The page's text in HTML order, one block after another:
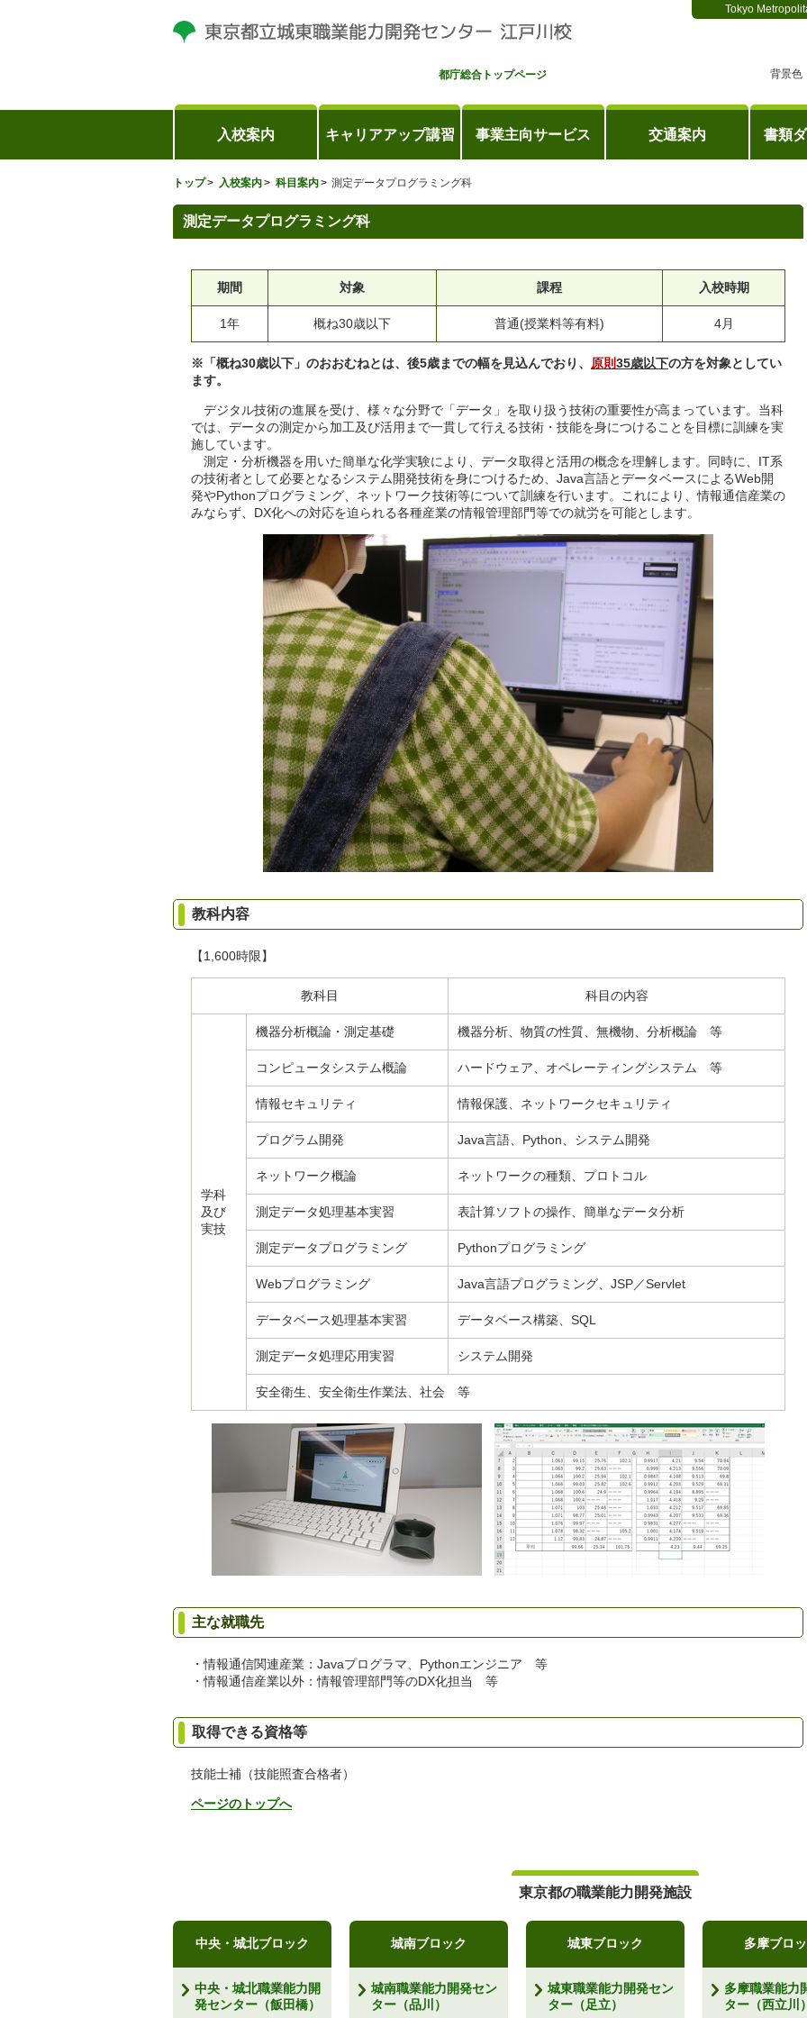
Tokyo
入校案内 キャリアアップ講習 事業主向サービス 交通案内 書類
背景色
都庁総合トップページ
トップ 入校案内 科目案内 測定データプログラミング科
測定データプログラミング科
期間 対象 課程 入校時期
1年 概ね30歳以下 普通(授業料等有料) 4月
※「概ね30歳以下」のおおむねとは、後5歳までの幅を見込んでおり、 原則35歳以下の方を対象としてい
ます。
デジタル技術の進展を受け、様々な分野で「データ」を取り扱う技術の重要性が高まっています。当科
では、データの測定から加工及び活用まで一貫して行える技術・技能を身につけることを目標に訓練を実
施しています。
測定・分析機器を用いた簡単な化学実験により、データ取得と活用の概念を理解します。同時に、IT系
の技術者として必要となるシステム開発技術を身につけるため、Java言語とデータベースによるWeb開
発やPythonプログラミング、ネットワーク技術等について訓練を行います。これにより、情報通信産業の
みならず、DX化への対応を迫られる各種産業の情報管理部門等での就労を可能とします。
教科内容
【1,600時限】
教科目 科目の内容
学科
及び
実技
機器分析概論・測定基礎 機器分析、物質の性質、無機物、分析概論 等
コンピュータシステム概論 ハードウェア、オペレーティングシステム 等
情報セキュリティ 情報保護、ネットワークセキュリティ
プログラム開発 Java言語、Python、システム開発
ネットワーク概論 ネットワークの種類、プロトコル
測定データ処理基本実習 表計算ソフトの操作、簡単なデータ分析
測定データプログラミング Pythonプログラミング
Webプログラミング Java言語プログラミング、JSP／Servlet
データベース処理基本実習 データベース構築、SQL
測定データ処理応用実習 システム開発
安全衛生、安全衛生作業法、社会 等
主な就職先
・情報通信関連産業：Javaプログラマ、Pythonエンジニア 等
・情報通信産業以外：情報管理部門等のDX化担当 等
取得できる資格等
技能士補（技能照査合格者）
ページのトップへ
東京都の職業能力開発施設
中央・城北ブロック
中央・城北職業能力開
発センター（飯田橋）
城南ブロック
城南職業能力開発セン
ター（品川）
城東ブロック
城東職業能力開発セン
ター（足立）
多摩ブロ
多摩職業能力
ター（西立川